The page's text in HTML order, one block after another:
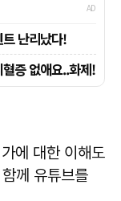
에 대한 이해도
께 유튜브를